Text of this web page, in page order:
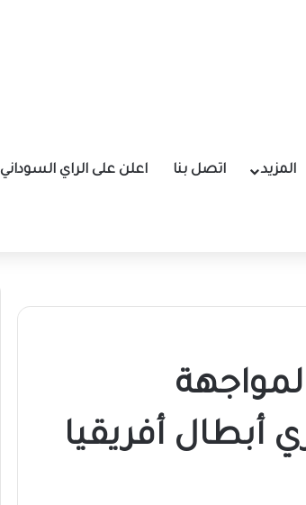
المزيد اتصل بنا اعلن على الراي السوداني
لمواجهة
أبطال أفريقيا